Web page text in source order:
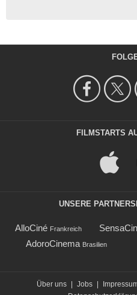
FILMSTARTS
UNSERE
AlloCiné Frankreich
AdoroCinema Brasilien
Über uns Jobs